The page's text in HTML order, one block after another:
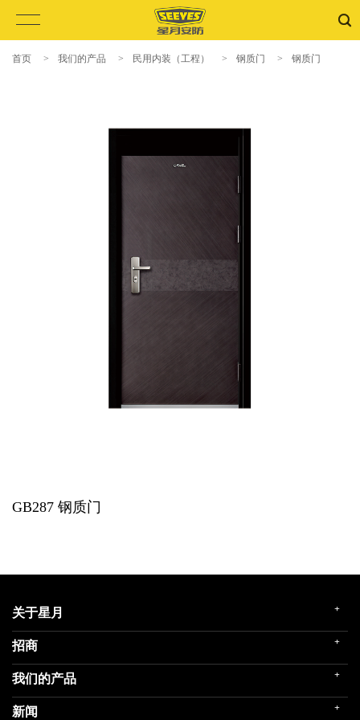
首页 > 我们的产品 > 民用内装（工程） > 钢质门 > 钢质门
GB287 钢质门
关于星月 +
企业简介
企业文化
荣誉殿堂
招商 +
门店展示
我们的产品 +
民用家装（零售）
新闻 +